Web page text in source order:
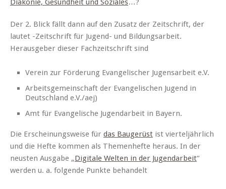
Der 2. Blick fällt dann auf den Zusatz der Zeitschrift, der
lautet -Zeitschrift für Jugend- und Bildungsarbeit.
Herausgeber dieser Fachzeitschrift sind
Verein zur Förderung Evangelischer Jugensarbeit e.V.
Arbeitsgemeinschaft der Evangelischen Jugend in
Deutschland e.V./aej)
Amt für Evangelische Jugendarbeit in Bayern.
Die Erscheinungsweise für das Baugerüst ist vierteljährlich
und die Hefte kommen als Themenhefte heraus. In der
neusten Ausgabe „Digitale Welten in der Jugendarbeit“
werden u. a. folgende Punkte behandelt